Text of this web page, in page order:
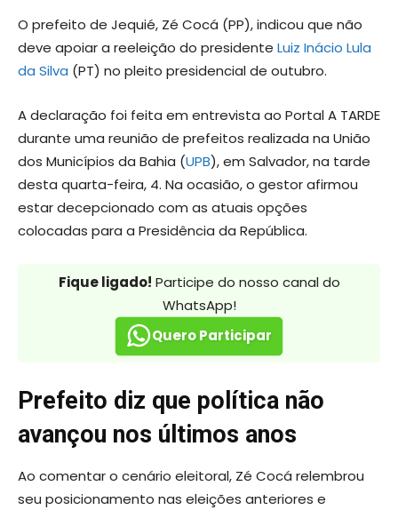
O prefeito de Jequié, Zé Cocá (PP), indicou que não
deve apoiar a reeleição do presidente Luiz Inácio Lula
da Silva (PT) no pleito presidencial de outubro.
A declaração foi feita em entrevista ao Portal A TARDE
durante uma reunião de prefeitos realizada na União
dos Municípios da Bahia (UPB), em Salvador, na tarde
desta quarta-feira, 4. Na ocasião, o gestor afirmou
estar decepcionado com as atuais opções
colocadas para a Presidência da República.
Fique ligado! Participe do nosso canal do
WhatsApp!
Quero Participar
Prefeito diz que política não
avançou nos últimos anos
Ao comentar o cenário eleitoral, Zé Cocá relembrou
seu posicionamento nas eleições anteriores e